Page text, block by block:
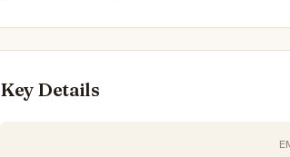
Key Details